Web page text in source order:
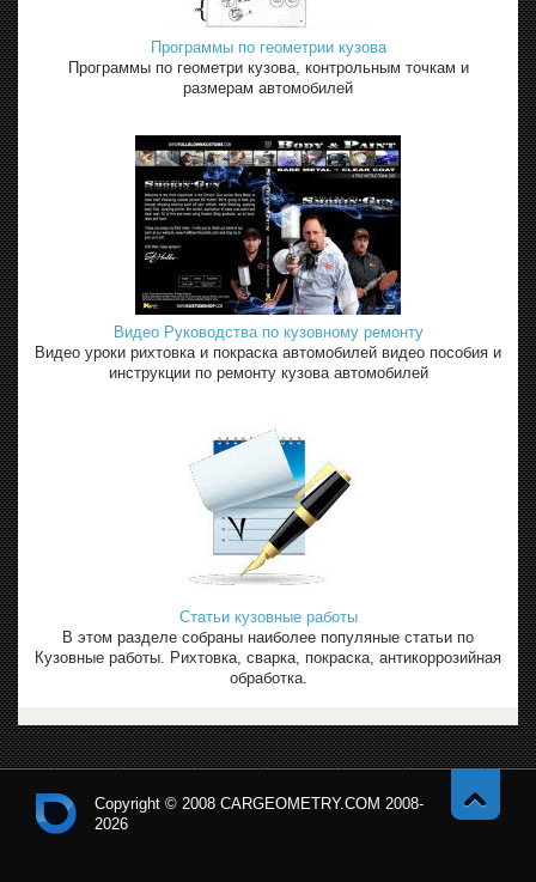
Программы по геометрии кузова
Программы по геометри кузова, контрольным точкам и
размерам автомобилей
Видео Руководства по кузовному ремонту
Видео уроки рихтовка и покраска автомобилей видео пособия и
инструкции по ремонту кузова автомобилей
Статьи кузовные работы
В этом разделе собраны наиболее популяные статьи по
Кузовные работы. Рихтовка, сварка, покраска, антикоррозийная
обработка.
Copyright © 2008 CARGEOMETRY.COM 2008-
2026